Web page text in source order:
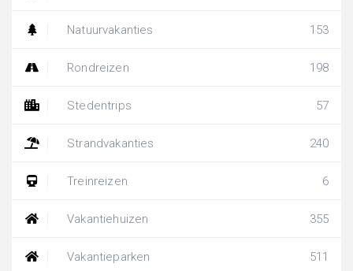
Natuurvakanties 153
Rondreizen 198
Stedentrips 57
Strandvakanties 240
Treinreizen 6
Vakantiehuizen 355
Vakantieparken 511